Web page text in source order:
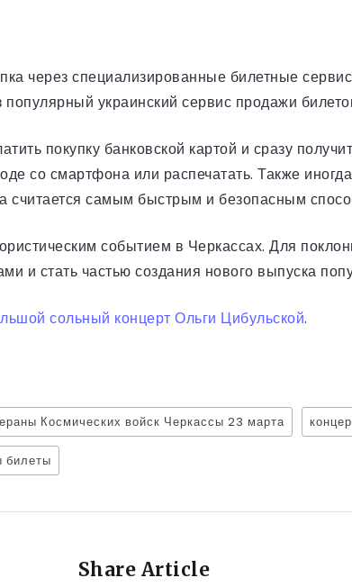
через специализированные билетные
украинский сервис продажи
покупку банковской картой и сразу
со смартфона или распечатать. Также
считается самым быстрым и безопасным
событием в Черкассах. Для
и стать частью создания нового выпуска
сольный концерт Ольги Цибульской.
Космических войск Черкассы 23 марта
билеты
Share Article